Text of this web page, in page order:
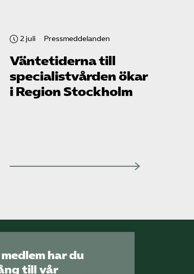
Arbetsgivarguiden
Sök på vardforetagarna.se
2 juli Pressmeddelanden
Väntetiderna till
specialistvården ökar
i Region Stockholm
medlem har du
till vår